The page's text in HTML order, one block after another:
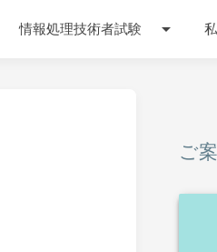
情報処理技術者試験 arrow_drop_down
ご